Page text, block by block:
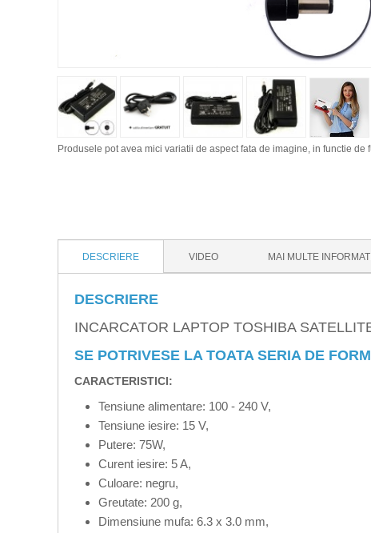
Produsele pot avea mici variatii de aspect fata de imagine, in functie de
DESCRIERE VIDEO MAI MULTE INFORMATII
DESCRIERE
INCARCATOR LAPTOP TOSHIBA
SE POTRIVESE LA TOATA SERIA DE
CARACTERISTICI:
Tensiune alimentare: 100 - 240 V,
Tensiune iesire: 15 V,
Putere: 75W,
Curent iesire: 5 A,
Culoare: negru,
Greutate: 200 g,
Dimensiune mufa: 6.3 x 3.0 mm,